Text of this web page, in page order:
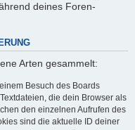
deines Foren-
Arten gesammelt:
Besuch des Boards
die dein Browser als
den einzelnen Aufrufen des
sind die aktuelle ID deiner